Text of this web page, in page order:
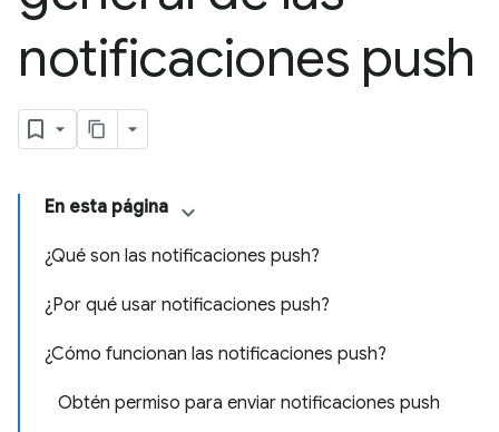
notificaciones push
En esta página
¿Qué son las notificaciones push?
¿Por qué usar notificaciones push?
¿Cómo funcionan las notificaciones push?
Obtén permiso para enviar notificaciones push